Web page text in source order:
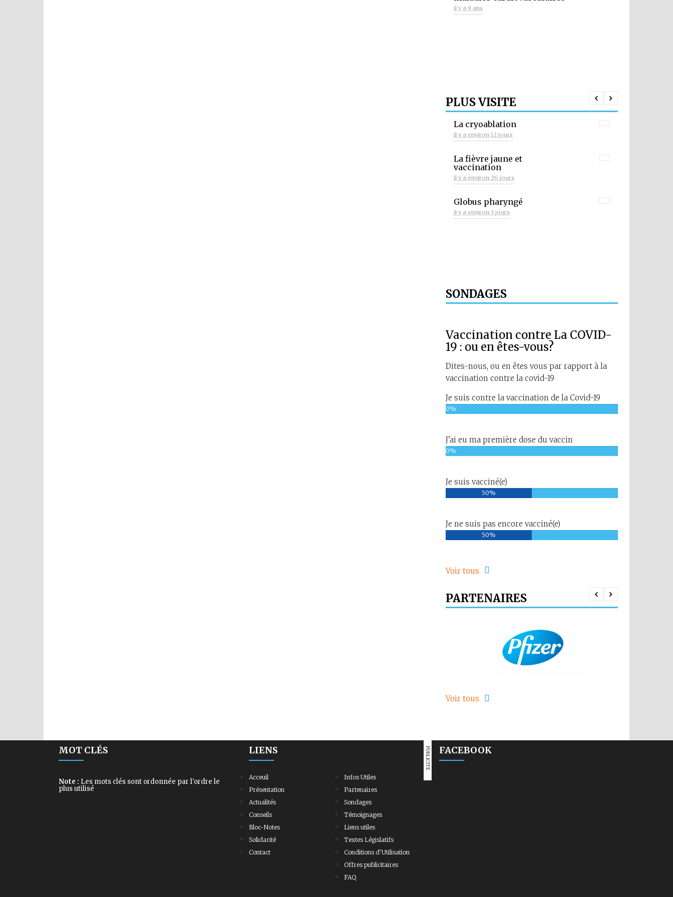
il y a 9 ans
PLUS VISITE
La cryoablation
il y a environ 12 jours
La fièvre jaune et
vaccination
il y a environ 26 jours
Globus pharyngé
il y a environ 3 jours
SONDAGES
Vaccination contre La COVID-
19 : ou en êtes-vous?
Dites-nous, ou en êtes vous par rapport à la
vaccination contre la covid-19
Je suis contre la vaccination de la Covid-19
0%
J'ai eu ma première dose du vaccin
0%
Je suis vacciné(e)
50%
Je ne suis pas encore vacciné(e)
50%
Voir tous
PARTENAIRES
Voir tous
PUBLICITÉ
MOT CLÉS
Note : Les mots clés sont ordonnée par l'ordre le
plus utilisé
LIENS
Acceuil
Présentation
Actualités
Conseils
Bloc-Notes
Solidarité
Contact
Infos Utiles
Partenaires
Sondages
Témoignages
Liens utiles
Textes Législatifs
Conditions d'Utilisation
Offres publicitaires
FAQ
FACEBOOK